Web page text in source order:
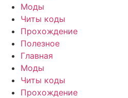
Моды
Читы коды
Прохождение
Полезное
Главная
Моды
Читы коды
Прохождение